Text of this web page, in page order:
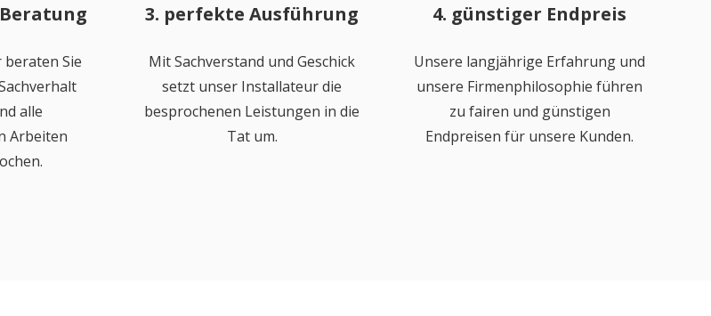
Sie
alle
Arbeiten
3. perfekte Ausführung
Mit Sachverstand und Geschick
setzt unser Installateur die
besprochenen Leistungen in die
Tat um.
4. günstiger Endpreis
Unsere langjährige Erfahrung und
unsere Firmenphilosophie führen
zu fairen und günstigen
Endpreisen für unsere Kunden.